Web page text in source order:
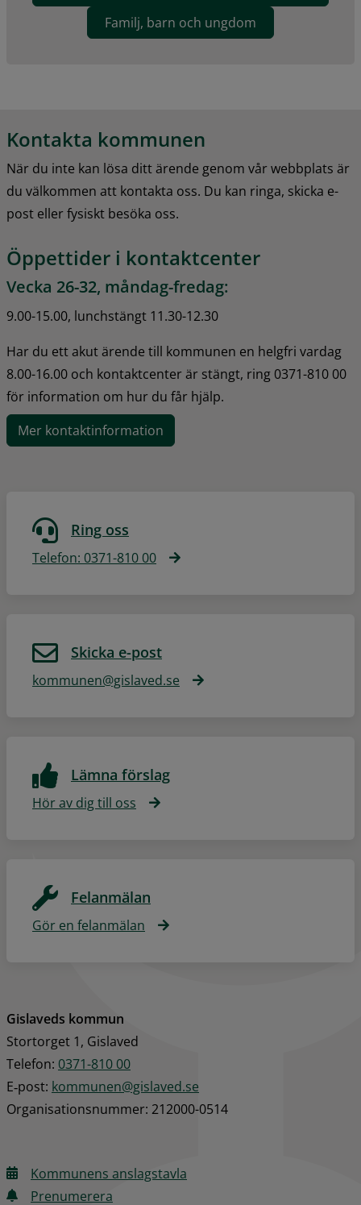
Familj, barn och ungdom
Kontakta kommunen
När du inte kan lösa ditt ärende genom vår webbplats är
du välkommen att kontakta oss. Du kan ringa, skicka e-
post eller fysiskt besöka oss.
Öppettider i kontaktcenter
Vecka 26-32, måndag-fredag:
9.00-15.00, lunchstängt 11.30-12.30
Har du ett akut ärende till kommunen en helgfri vardag
8.00-16.00 och kontaktcenter är stängt, ring 0371-810 00
för information om hur du får hjälp.
Mer kontaktinformation
Ring oss
Telefon: 0371-810 00
Skicka e-post
kommunen@gislaved.se
Lämna förslag
Hör av dig till oss
Felanmälan
Gör en felanmälan
Gislaveds kommun
Stortorget 1, Gislaved
Telefon: 0371-810 00
E‑post: kommunen@gislaved.se
Organisationsnummer: 212000-0514
Kommunens anslagstavla
Prenumerera